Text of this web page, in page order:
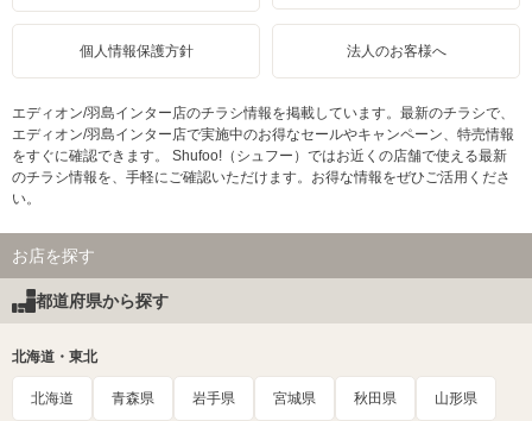
個人情報保護方針 法人のお客様へ
エディオン/羽島インター店のチラシ情報を掲載しています。最新のチラシで、
エディオン/羽島インター店で実施中のお得なセールやキャンペーン、特売情報
をすぐに確認できます。 Shufoo!（シュフー）ではお近くの店舗で使える最新
のチラシ情報を、手軽にご確認いただけます。お得な情報をぜひご活用くださ
い。
お店を探す
都道府県から探す
北海道・東北
北海道 青森県 岩手県 宮城県 秋田県 山形県